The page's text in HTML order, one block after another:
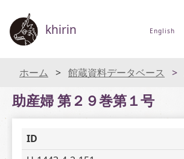
khirin English
ホーム 館蔵資料データベース
助産婦 第２９巻第１号
ID